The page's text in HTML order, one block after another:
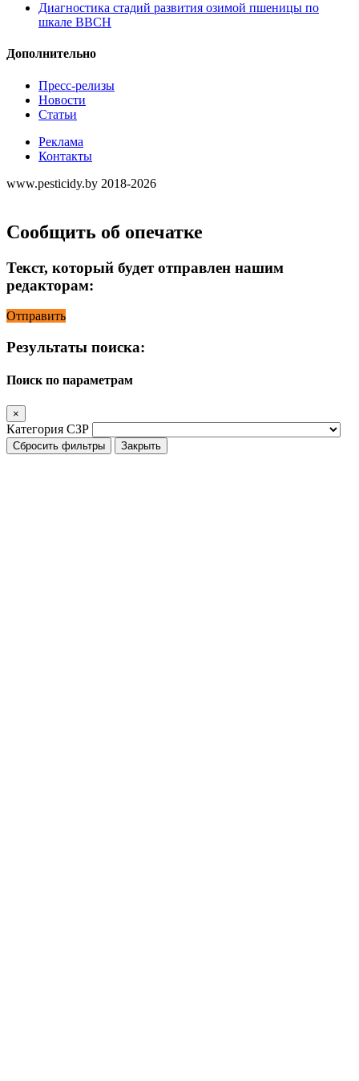
Диагностика стадий развития озимой пшеницы по
шкале ВВСН
Дополнительно
Пресс-релизы
Новости
Статьи
Реклама
Контакты
www.pesticidy.by 2018-2026
Сообщить об опечатке
Текст, который будет отправлен нашим
редакторам:
Отправить
Результаты поиска:
Поиск по параметрам
×
Категория СЗР
Сбросить фильтры Закрыть